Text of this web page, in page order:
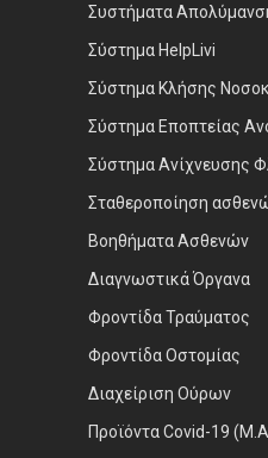
Συστήματα
Σύστημα HelpLivi
Σύστημα Κλήσης
Σύστημα Εποπτείας
Σύστημα Ανίχνευσης
Σταθεροποίηση
Βοηθήματα Ασθενών
Διαγνωστικά Όργανα
Φροντίδα Τραύματος
Φροντίδα Οστομίας
Διαχείριση Ούρων
Προϊόντα Covid-19